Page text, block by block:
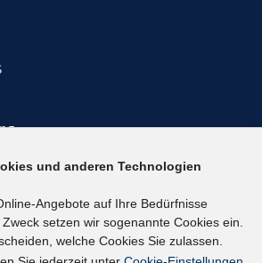
und anderen Technologien
Angebote auf Ihre Bedürfnisse
setzen wir sogenannte Cookies ein.
welche Cookies Sie zulassen.